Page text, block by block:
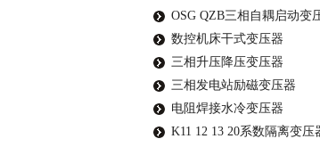
OSG QZB三相自耦启动变
数控机床干式变压器
三相升压降压变压器
三相发电站励磁变压器
电阻焊接水冷变压器
K11 12 13 20系数隔离变压